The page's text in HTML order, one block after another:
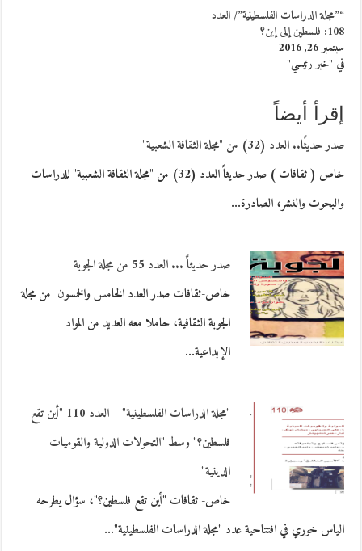
“”مجلة الدراسات الفلسطينية”/ العدد
108: فلسطين إلى إين؟
سبتمبر 26, 2016
في "خبر رئيسي"
إقرأ أيضاً
صدر حديثًا.. العدد (32) من "مجلة الثقافة الشعبية"
خاص ( ثقافات ) صدر حديثاً العدد (32) من "مجلة الثقافة الشعبية" للدراسات
والبحوث والنشر، الصادرة…
صدر حديثاً ... العدد 55 من مجلة الجوبة
خاص-ثقافات صدر العدد الخامس والخمسون من مجلة
الجوبة الثقافية، حاملا معه العديد من المواد
الإبداعية…
"مجلة الدراسات الفلسطينية" – العدد 110 "أين تقع
فلسطين؟" وسط "التحولات الدولية والقوميات
الدينية"
خاص- ثقافات "أين تقع فلسطين؟"، سؤال يطرحه
الياس خوري في افتتاحية عدد "مجلة الدراسات الفلسطينية"…